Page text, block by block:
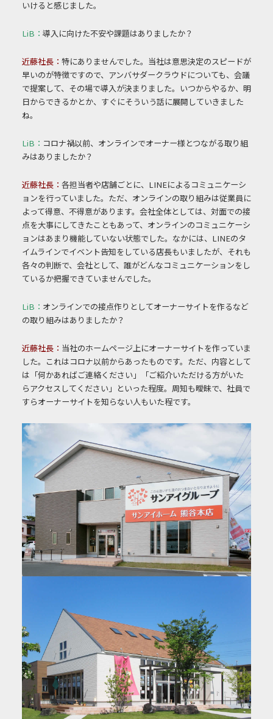
いけると感じました。
LiB： 導入に向けた不安や課題はありましたか？
近藤社長： 特にありませんでした。当社は意思決定のスピードが
早いのが特徴ですので、アンバサダークラウドについても、会議
で提案して、その場で導入が決まりました。いつからやるか、明
日からできるかとか、すぐにそういう話に展開していきました
ね。
LiB： コロナ禍以前、オンラインでオーナー様とつながる取り組
みはありましたか？
近藤社長： 各担当者や店舗ごとに、LINEによるコミュニケーシ
ョンを行っていました。ただ、オンラインの取り組みは従業員に
よって得意、不得意があります。会社全体としては、対面での接
点を大事にしてきたこともあって、オンラインのコミュニケーシ
ョンはあまり機能していない状態でした。なかには、LINEのタ
イムラインでイベント告知をしている店長もいましたが、それも
各々の判断で、会社として、誰がどんなコミュニケーションをし
ているか把握できていませんでした。
LiB： オンラインでの接点作りとしてオーナーサイトを作るなど
の取り組みはありましたか？
近藤社長： 当社のホームページ上にオーナーサイトを作っていま
した。これはコロナ以前からあったものです。ただ、内容として
は「何かあればご連絡ください」「ご紹介いただける方がいた
らアクセスしてください」といった程度。周知も曖昧で、社員で
すらオーナーサイトを知らない人もいた程です。